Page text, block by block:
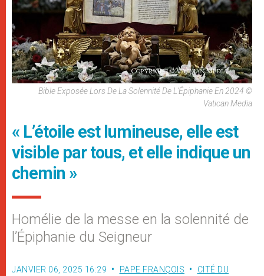
Bible Exposée Lors De La Solennité De L’Épiphanie En 2024 ©
Vatican Media
« L’étoile est lumineuse, elle est
visible par tous, et elle indique un
chemin »
Homélie de la messe en la solennité de
l’Épiphanie du Seigneur
JANVIER 06, 2025 16:29 PAPE FRANÇOIS
CITÉ DU